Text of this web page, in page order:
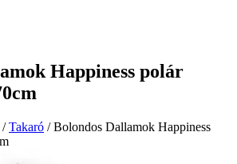
Happiness polár
/Takaró / Bolondos Dallamok Happiness